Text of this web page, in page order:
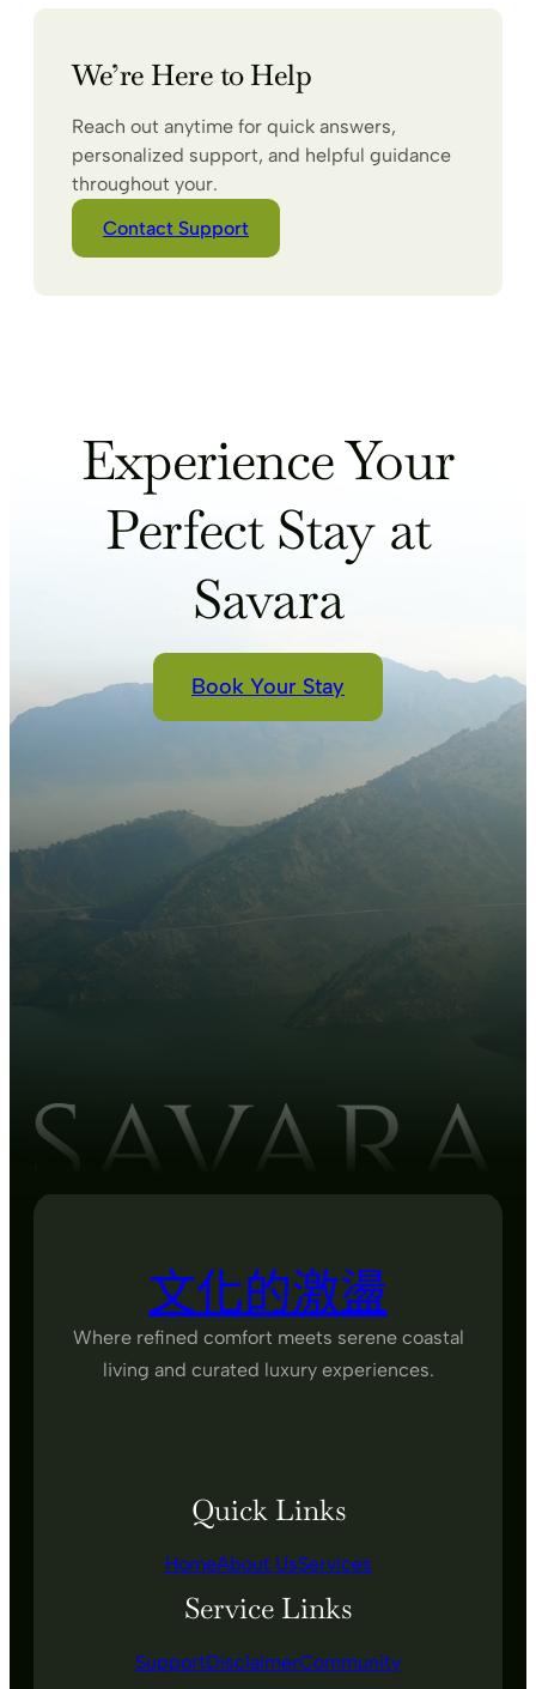
We’re Here to Help
Reach out anytime for quick answers,
personalized support, and helpful guidance
throughout your.
Contact Support
Experience Your
Perfect Stay at
Savara
Book Your Stay
文化的激盪
Where refined comfort meets serene coastal
living and curated luxury experiences.
Quick Links
HomeAbout UsServices
Service Links
SupportDisclaimerCommunity